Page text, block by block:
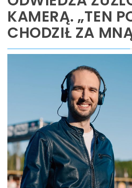
KAMERĄ. „TEN
CHODZIŁ ZA